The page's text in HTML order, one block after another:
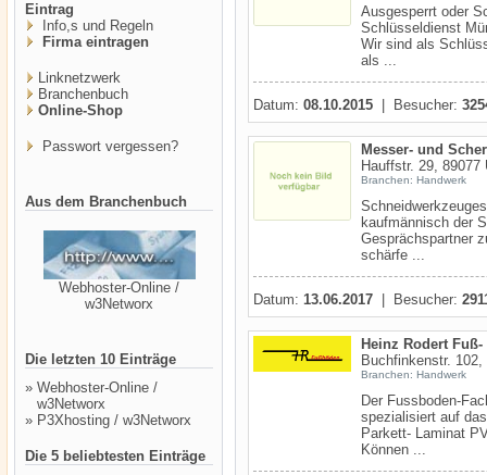
Eintrag
Info,s und Regeln
Firma eintragen
Linknetzwerk
Branchenbuch
Online-Shop
Passwort vergessen?
Aus dem Branchenbuch
Webhoster-Online /
w3Networx
Die letzten 10 Einträge
» Webhoster-Online /
w3Networx
» P3Xhosting / w3Networx
Die 5 beliebtesten Einträge
Ausgesperrt oder
Schlüsseldienst
Wir sind als
als ...
Datum: 08.10.2015 | Besucher:
Messer- und
Hauffstr. 29, 89077
Branchen: Handwerk
kaufmännisch der
Gesprächspartner
schärfe ...
Datum: 13.06.2017 | Besucher:
Heinz Rodert
Buchfinkenstr.
Branchen: Handwerk
Der Fussboden-
spezialisiert auf
Parkett- Laminat
Können ...